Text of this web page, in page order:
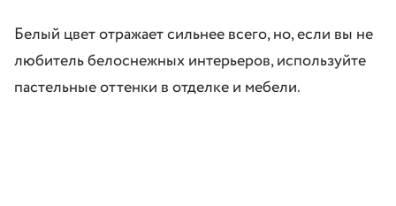
Белый цвет отражает сильнее всего, но, если вы не
любитель белоснежных интерьеров, используйте
пастельные оттенки в отделке и мебели.